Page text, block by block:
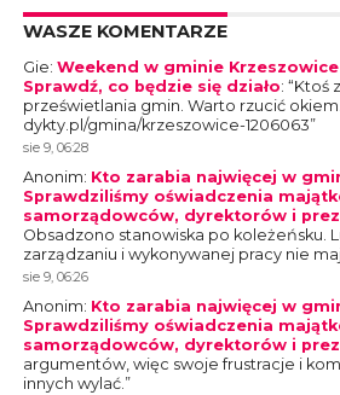
WASZE KOMENTARZE
Gie: Weekend w gminie Krzeszowice
Sprawdź, co będzie się działo: “Ktoś
prześwietlania gmin. Warto rzucić
dykty.pl/gmina/krzeszowice-1206063”
sie 9, 06:28
Anonim: Kto zarabia najwięcej w
Sprawdziliśmy oświadczenia
samorządowców, dyrektorów i
Obsadzono stanowiska po koleżeńsku.
zarządzaniu i wykonywanej pracy nie
sie 9, 06:26
Anonim: Kto zarabia najwięcej w
Sprawdziliśmy oświadczenia
samorządowców, dyrektorów i
argumentów, więc swoje frustracje i
innych wylać.”